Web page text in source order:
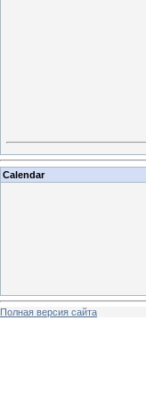
Calendar
Полная версия сайта